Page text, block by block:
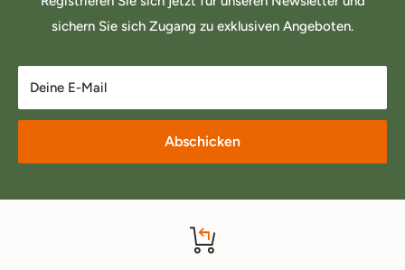
sichern Sie sich Zugang zu exklusiven Angeboten.
Deine E-Mail
Abschicken